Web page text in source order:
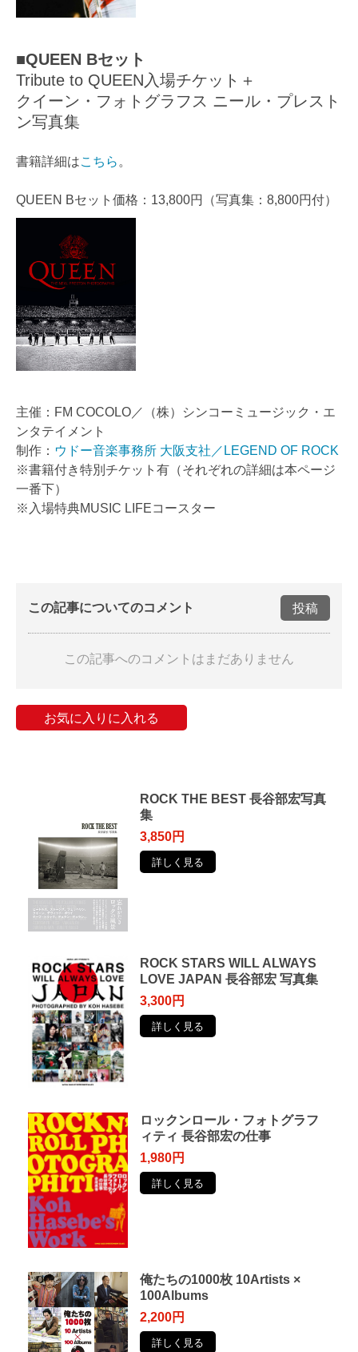
■QUEEN Bセット
Tribute to QUEEN入場チケット＋
クイーン・フォトグラフス ニール・プレスト
ン写真集
書籍詳細はこちら 。
QUEEN Bセット価格：13,800円（写真集：8,800円付）
主催：FM COCOLO／（株）シンコーミュージック・エ
ンタテイメント
制作： ウドー音楽事務所 大阪支社／LEGEND OF ROCK
※書籍付き特別チケット有（それぞれの詳細は本ページ
一番下）
※入場特典MUSIC LIFEコースター
この記事についてのコメント 投稿
この記事へのコメントはまだありません
お気に入りに入れる
ROCK THE BEST 長谷部宏写真
集
3,850円
詳しく見る
ROCK STARS WILL ALWAYS
LOVE JAPAN 長谷部宏 写真集
3,300円
詳しく見る
ロックンロール・フォトグラフ
ィティ 長谷部宏の仕事
1,980円
詳しく見る
俺たちの1000枚 10Artists ×
100Albums
2,200円
詳しく見る